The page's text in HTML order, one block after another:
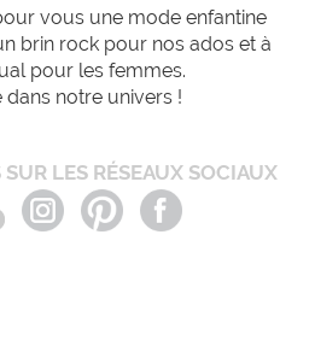
vous une mode enfantine
brin rock pour nos ados et à
pour les femmes.
dans notre univers !
LES RÉSEAUX SOCIAUX